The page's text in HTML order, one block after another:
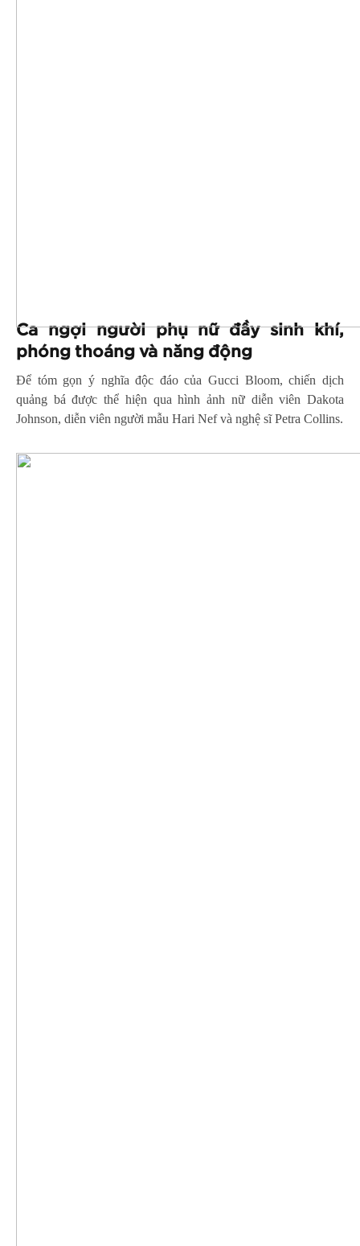
Ca ngợi người phụ nữ đầy sinh khí,
phóng thoáng và năng động
Để tóm gọn ý nghĩa độc đáo của Gucci Bloom, chiến dịch
quảng bá được thể hiện qua hình ảnh nữ diễn viên Dakota
Johnson, diễn viên người mẫu Hari Nef và nghệ sĩ Petra Collins.